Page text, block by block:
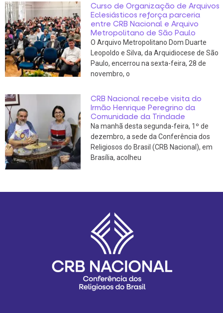
Curso de Organização de Arquivos
Eclesiásticos reforça parceria
entre CRB Nacional e Arquivo
Metropolitano de São Paulo
O Arquivo Metropolitano Dom Duarte
Leopoldo e Silva, da Arquidiocese de São
Paulo, encerrou na sexta-feira, 28 de
novembro, o
CRB Nacional recebe visita do
Irmão Henrique Peregrino da
Comunidade da Trindade
Na manhã desta segunda-feira, 1º de
dezembro, a sede da Conferência dos
Religiosos do Brasil (CRB Nacional), em
Brasília, acolheu